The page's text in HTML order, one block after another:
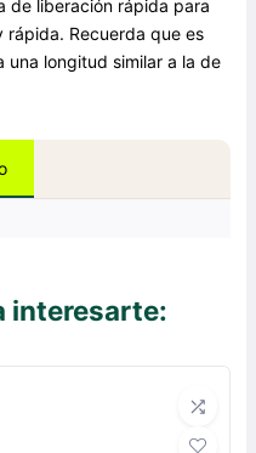
de liberación rápida para
Recuerda que es
una longitud similar a la de
interesarte: